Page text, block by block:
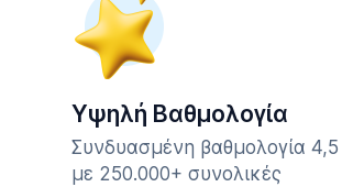
Υψηλή Βαθμολογία
Συνδυασμένη βαθμολογία 4,5
με 250.000+ συνολικές